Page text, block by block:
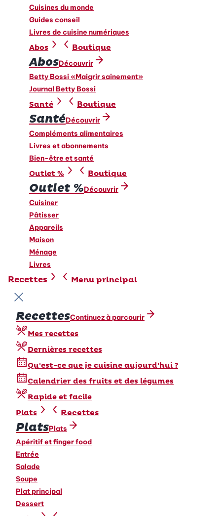
Cuisines du monde
Guides conseil
Livres de cuisine numériques
Abos Boutique
AbosDécouvrir
Betty Bossi «Maigrir sainement»
Journal Betty Bossi
Santé Boutique
SantéDécouvrir
Compléments alimentaires
Livres et abonnements
Bien-être et santé
Outlet % Boutique
Outlet %Découvrir
Cuisiner
Pâtisser
Appareils
Maison
Ménage
Livres
Recettes Menu principal
Fermer le menu
RecettesContinuez à parcourir
Mes recettes
Dernières recettes
Qu'est-ce que je cuisine aujourd'hui ?
Calendrier des fruits et des légumes
Rapide et facile
Plats
Recettes
PlatsPlats
Apéritif et finger food
Entrée
Salade
Soupe
Plat principal
Dessert